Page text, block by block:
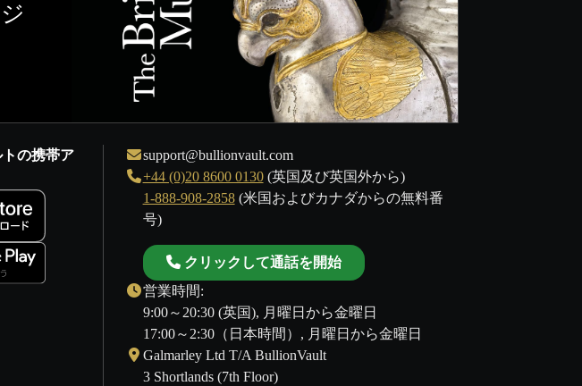
の携帯ア
support@bullionvault.com
+44 (0)20 8600 0130(英国及び英国外から)
1-888-908-2858(米国およびカナダからの無料番
号)
クリックして通話を開始
営業時間:
9:00～20:30 (英国), 月曜日から金曜日
17:00～2:30（日本時間）, 月曜日から金曜日
Galmarley Ltd T/A BullionVault
3 Shortlands (7th Floor)